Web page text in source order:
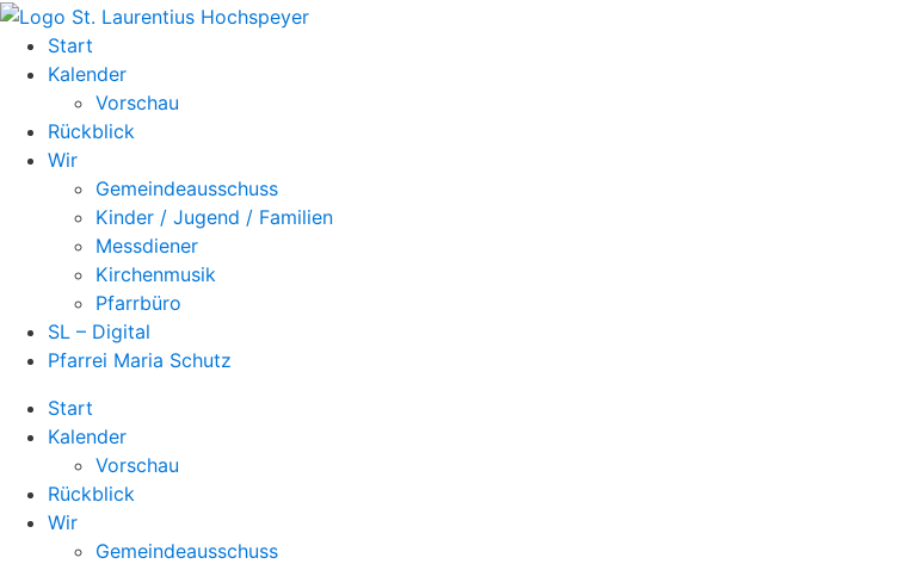
Zum
Inhalt
springen
Start
Kalender
Vorschau
Rückblick
Wir
Gemeindeausschuss
Kinder / Jugend / Familien
Messdiener
Kirchenmusik
Pfarrbüro
SL – Digital
Pfarrei Maria Schutz
Start
Kalender
Vorschau
Rückblick
Wir
Gemeindeausschuss